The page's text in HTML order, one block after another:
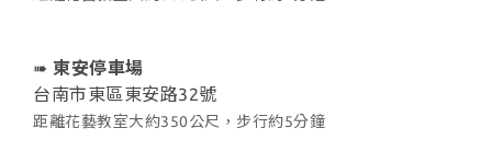
➠ 東安停車場
台南市東區東安路32號
距離花藝教室大約350公尺，步行約5分鐘